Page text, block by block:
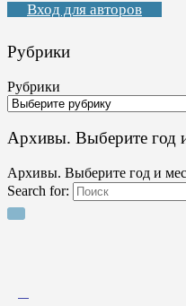
Вход для авторов
Рубрики
Рубрики
Архивы. Выберите год
Архивы. Выберите год и
Search for: